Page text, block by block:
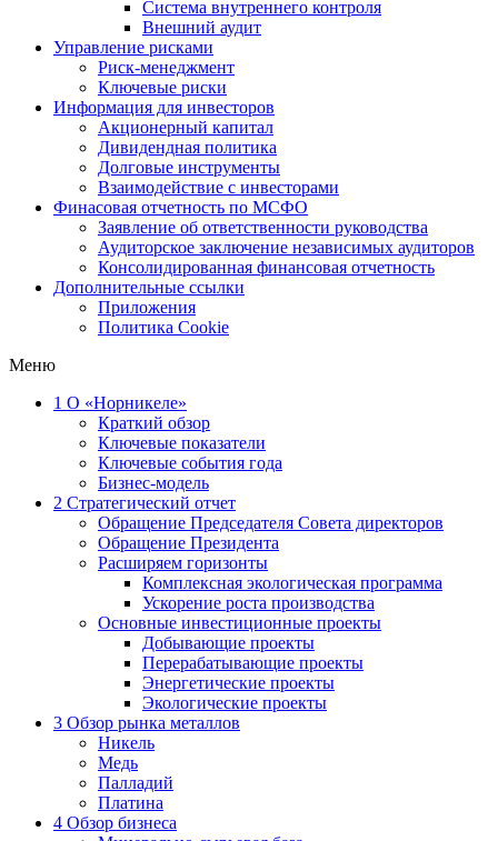
Система внутреннего контроля
Внешний аудит
Управление рисками
Риск-менеджмент
Ключевые риски
Информация для инвесторов
Акционерный капитал
Дивидендная политика
Долговые инструменты
Взаимодействие с инвеcторами
Финасовая отчетность по МСФО
Заявление об ответственности руководства
Аудиторское заключение независимых аудиторов
Консолидированная финансовая отчетность
Дополнительные ссылки
Приложения
Политика Cookie
Меню
1 О «Норникеле»
Краткий обзор
Ключевые показатели
Ключевые события года
Бизнес-модель
2 Стратегический отчет
Обращение Председателя Совета директоров
Обращение Президента
Расширяем горизонты
Комплексная экологическая программа
Ускорение роста производства
Основные инвестиционные проекты
Добывающие проекты
Перерабатывающие проекты
Энергетические проекты
Экологические проекты
3 Обзор рынка металлов
Никель
Медь
Палладий
Платина
4 Обзор бизнеса